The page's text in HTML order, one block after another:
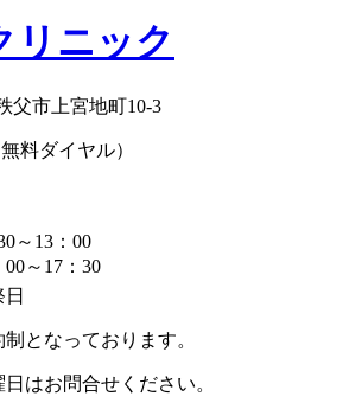
リニック
父市上宮地町10-3
無料ダイヤル）
～13：00
～17：30
となっております。
はお問合せください。